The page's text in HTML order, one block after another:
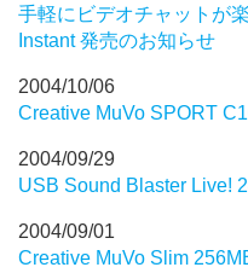
手軽にビデオチャットが
Instant 発売のお知らせ
2004/10/06
Creative MuVo SPORT
2004/09/29
USB Sound Blaster Live!
2004/09/01
Creative MuVo Slim